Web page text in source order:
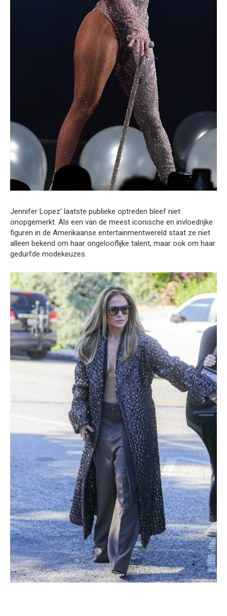
Jennifer Lopez’ laatste publieke optreden bleef niet
onopgemerkt. Als een van de meest iconische en invloedrijke
figuren in de Amerikaanse entertainmentwereld staat ze niet
alleen bekend om haar ongelooflijke talent, maar ook om haar
gedurfde modekeuzes.